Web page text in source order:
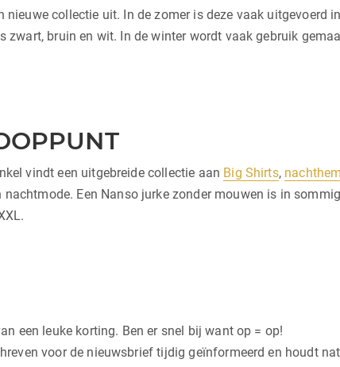
nieuwe collectie uit. In de zomer is deze vaak uitgevoerd
zwart, bruin en wit. In de winter wordt vaak gebruik
vindt een uitgebreide collectie aan Big Shirts,
Een Nanso jurke zonder mouwen is in
een leuke korting. Ben er snel bij want op = op!
voor de nieuwsbrief tijdig geïnformeerd en houdt